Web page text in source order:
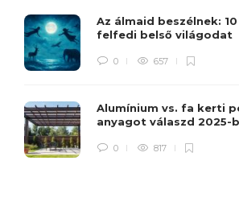
Az álmaid beszélnek:
felfedi belső világodat
0 657
Alumínium vs. fa kerti
anyagot válaszd 2025-
0 817